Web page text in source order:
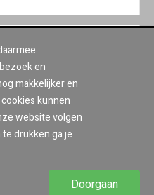
en
makkelijker en
kunnen
website volgen
drukken ga je
Doorgaan